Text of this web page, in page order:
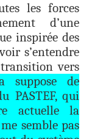
les forces
d’une
inspirée des
s’entendre
vers
suppose de
PASTEF, qui
actuelle la
semble pas